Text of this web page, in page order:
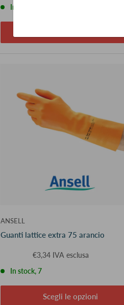
In stock, 42
ANSELL
Guanti lattice extra 75 arancio
€3,34 IVA esclusa
In stock, 7
Scegli le opzioni